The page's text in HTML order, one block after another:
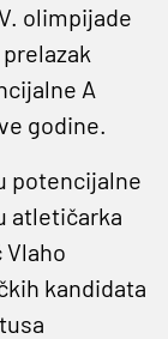
olimpijade
A
godine.
potencijalne
atletičarka
Vlaho
kandidata